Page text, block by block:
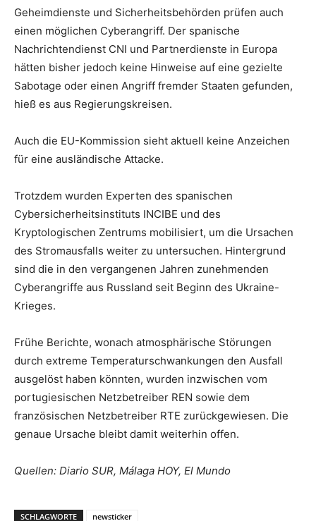
Geheimdienste und Sicherheitsbehörden prüfen auch
einen möglichen Cyberangriff. Der spanische
Nachrichtendienst CNI und Partnerdienste in Europa
hätten bisher jedoch keine Hinweise auf eine gezielte
Sabotage oder einen Angriff fremder Staaten gefunden,
hieß es aus Regierungskreisen.
Auch die EU-Kommission sieht aktuell keine Anzeichen
für eine ausländische Attacke.
Trotzdem wurden Experten des spanischen
Cybersicherheitsinstituts INCIBE und des
Kryptologischen Zentrums mobilisiert, um die Ursachen
des Stromausfalls weiter zu untersuchen. Hintergrund
sind die in den vergangenen Jahren zunehmenden
Cyberangriffe aus Russland seit Beginn des Ukraine-
Krieges.
Frühe Berichte, wonach atmosphärische Störungen
durch extreme Temperaturschwankungen den Ausfall
ausgelöst haben könnten, wurden inzwischen vom
portugiesischen Netzbetreiber REN sowie dem
französischen Netzbetreiber RTE zurückgewiesen. Die
genaue Ursache bleibt damit weiterhin offen.
Quellen: Diario SUR, Málaga HOY, El Mundo
SCHLAGWORTE newsticker